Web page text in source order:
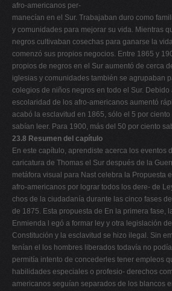
afro-americanos per-
manecían en el Sur. Trabajaban duro como
y comunidades para mejorar su vida. Mientras
negros cultivaban cosechas para ganarse la
comenzó sus propios negocios. Entre 1865 y
propios de negros en el Sur aumentó de cerca
iglesias y comunidades también se agrupaban
colegios de niños negros en todo el Sur. Debido
escolaridad de los afro-americanos aumentó
acabó la esclavitud en 1865, sólo el 5 por
sabían leer. Para 1900, más del 50 por ciento
23.8 Resumen del capítulo
En este capítulo, aprendiste acerca los eventos
caricatura de Thomas el Sur después de la
metáfora visual para Nast celebra la Propuesta
afro-americanos por lograr todos los dere- de
chos de la ciudadanía durante las cinco fases
de 1875. Esta propuesta de En la primera fase,
Enmienda l egó a formar ley y otra legislación
Constitución y la esclavitud se hizo ilegal. Sin
tenían el los hombres liberados todavía no
permitía intento de concederles tener empleos
habilidades especiales o profesio- derechos
americanos seguían separados de los blancos